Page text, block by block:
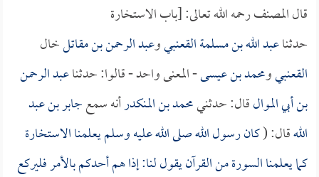
قال المصنف رحمه الله تعالى: [باب الاستخارة
حدثناعبد الله بن مسلمة القعنبيوعبد الرحمن بن مقاتلخال
القعنبيومحمد بن عيسى- المعنى واحد - قالوا: حدثناعبد الرحمن
بن أبي الموالقال: حدثنيمحمد بن المنكدرأنه سمعجابر بن عبد
اللهقال: (كان رسول الله صلى الله عليه وسلم يعلمنا الاستخارة
كما يعلمنا السورة من القرآن يقول لنا: إذا هم أحدكم بالأمر فليركع